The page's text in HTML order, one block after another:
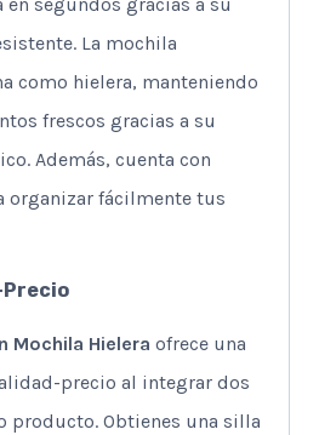
La mochila
como hielera, manteniendo
frescos gracias a su
Además, cuenta con
organizar fácilmente tus
Precio
Mochila Hielera ofrece una
precio al integrar dos
producto. Obtienes una silla